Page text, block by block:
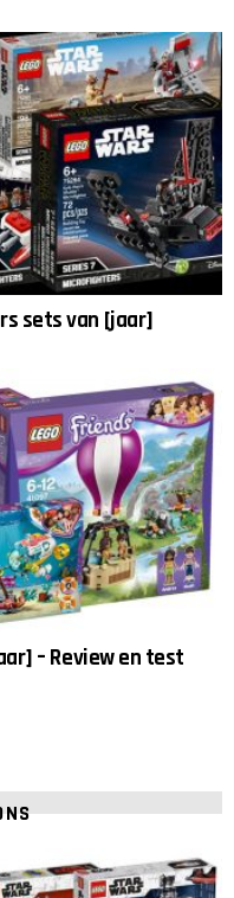
sets van [jaar]
– Review en test